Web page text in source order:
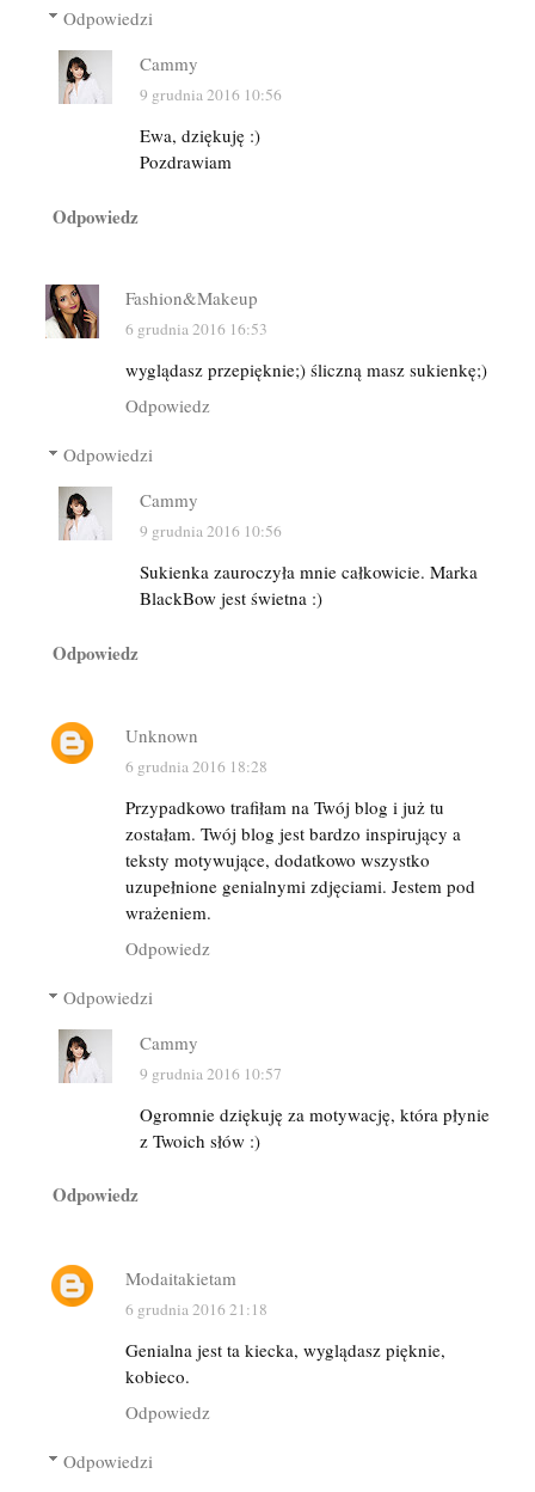
Odpowiedzi
Cammy
9 grudnia 2016 10:56
Ewa, dziękuję :)
Pozdrawiam
Odpowiedz
Fashion&Makeup
6 grudnia 2016 16:53
wyglądasz przepięknie;) śliczną masz sukienkę;)
Odpowiedz
Odpowiedzi
Cammy
9 grudnia 2016 10:56
Sukienka zauroczyła mnie całkowicie. Marka
BlackBow jest świetna :)
Odpowiedz
Unknown
6 grudnia 2016 18:28
Przypadkowo trafiłam na Twój blog i już tu
zostałam. Twój blog jest bardzo inspirujący a
teksty motywujące, dodatkowo wszystko
uzupełnione genialnymi zdjęciami. Jestem pod
wrażeniem.
Odpowiedz
Odpowiedzi
Cammy
9 grudnia 2016 10:57
Ogromnie dziękuję za motywację, która płynie
z Twoich słów :)
Odpowiedz
Modaitakietam
6 grudnia 2016 21:18
Genialna jest ta kiecka, wyglądasz pięknie,
kobieco.
Odpowiedz
Odpowiedzi